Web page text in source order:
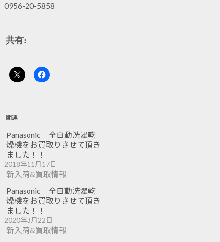
0956-20-5858
共有:
関連
Panasonic 全自動洗濯乾
燥機をお買取りさせて頂き
ました！！
2018年11月17日
新入荷&買取情報
Panasonic 全自動洗濯乾
燥機をお買取りさせて頂き
ました！！
2020年3月22日
新入荷&買取情報